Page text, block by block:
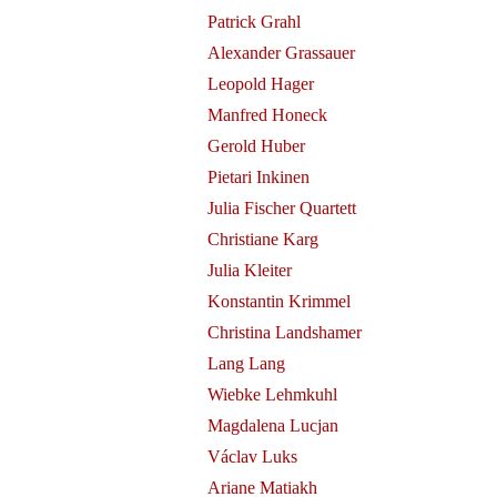
Patrick Grahl
Alexander Grassauer
Leopold Hager
Manfred Honeck
Gerold Huber
Pietari Inkinen
Julia Fischer Quartett
Christiane Karg
Julia Kleiter
Konstantin Krimmel
Christina Landshamer
Lang Lang
Wiebke Lehmkuhl
Magdalena Lucjan
Václav Luks
Ariane Matiakh